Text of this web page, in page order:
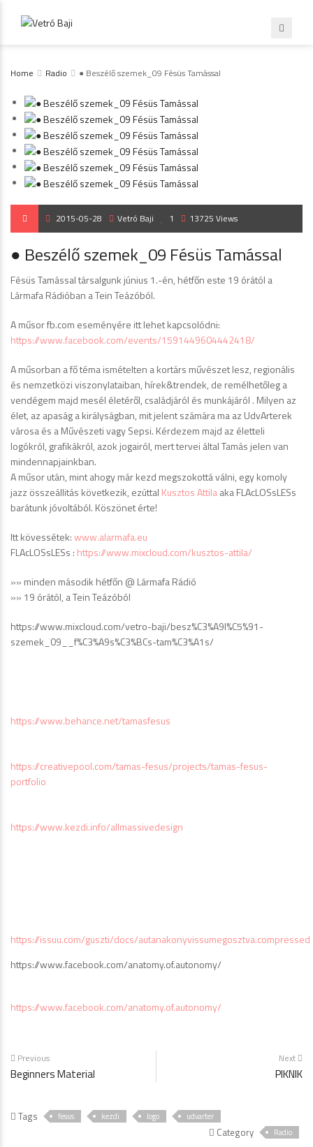
Home Radio ● Beszélő szemek_09 Fésüs Tamással
2015-05-28 Vetró Baji 1 13725 Views
● Beszélő szemek_09 Fésüs Tamással
Fésüs Tamással társalgunk június 1.-én, hétfőn este 19 órától a
Lármafa Rádióban a Tein Teázóból.
A műsor fb.com eseményére itt lehet kapcsolódni:
https://www.facebook.com/events/1591449604442418/
A műsorban a fő téma ismételten a kortárs művészet lesz, regionális
és nemzetközi viszonylataiban, hírek&trendek, de remélhetőleg a
vendégem majd mesél életéről, családjáról és munkájáról . Milyen az
élet, az apaság a királyságban, mit jelent számára ma az UdvArterek
városa és a Művészeti vagy Sepsi. Kérdezem majd az életteli
logókról, grafikákról, azok jogairól, mert tervei által Tamás jelen van
mindennapjainkban.
A műsor után, mint ahogy már kezd megszokottá válni, egy komoly
jazz összeállitás következik, ezúttal Kusztos Attilaaka FLAcLOSsLESs
barátunk jóvoltából. Köszönet érte!
Itt kövessétek:www.alarmafa.eu
FLAcLOSsLESs : https://www.mixcloud.com/kusztos-attila/
»» minden második hétfőn @ Lármafa Rádió
»» 19 órától, a Tein Teázóból
https://www.mixcloud.com/vetro-baji/besz%C3%A9l%C5%91-
szemek_09__f%C3%A9s%C3%BCs-tam%C3%A1s/
https://www.behance.net/tamasfesus
https://creativepool.com/tamas-fesus/projects/tamas-fesus-
portfolio
https://www.kezdi.info/allmassivedesign
https://issuu.com/guszti/docs/autanakonyvissumegosztva.compressed
https://www.facebook.com/anatomy.of.autonomy/
https://www.facebook.com/anatomy.of.autonomy/
Previous
Beginners Material
Next
PIKNIK
Tags fesus kezdi logo udvarter
Category Radio